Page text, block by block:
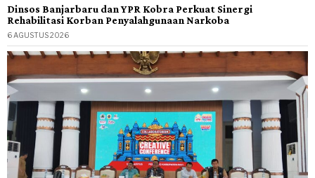
Dinsos Banjarbaru dan YPR Kobra Perkuat Sinergi
Rehabilitasi Korban Penyalahgunaan Narkoba
6 AGUSTUS 2026